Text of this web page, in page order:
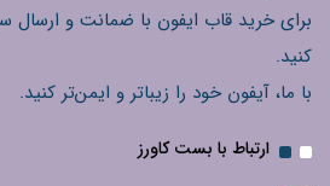
برای خرید قاب ایفون با ضمانت و ارسال
کنید.
با ما، آیفون خود را زیباتر و ایمن‌تر کنید.
ارتباط با بست کاورز